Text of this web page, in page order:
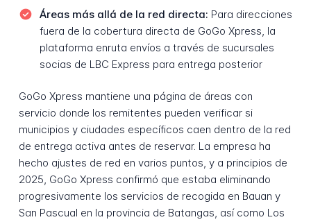
Áreas más allá de la red directa: Para direcciones
fuera de la cobertura directa de GoGo Xpress, la
plataforma enruta envíos a través de sucursales
socias de LBC Express para entrega posterior
GoGo Xpress mantiene una página de áreas con
servicio donde los remitentes pueden verificar si
municipios y ciudades específicos caen dentro de la red
de entrega activa antes de reservar. La empresa ha
hecho ajustes de red en varios puntos, y a principios de
2025, GoGo Xpress confirmó que estaba eliminando
progresivamente los servicios de recogida en Bauan y
San Pascual en la provincia de Batangas, así como Los